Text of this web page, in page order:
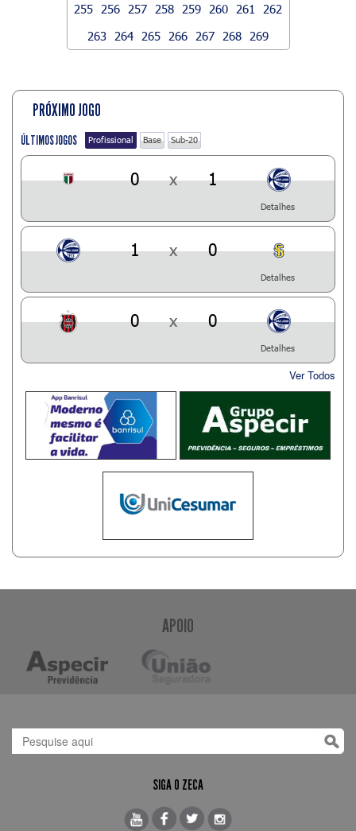
255
256 257 258 259 260 261
262
263
264 265 266 267 268 269
PRÓXIMO JOGO
ÚLTIMOS JOGOS Profissional Base Sub-20
0 x 1
Detalhes
1 x 0
Detalhes
0 x 0
Detalhes
Ver Todos
APOIO
SIGA O ZECA